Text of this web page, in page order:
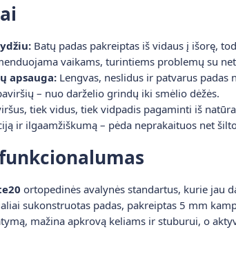
Batų padas pakreiptas iš vidaus į išorę,
vaikams, turintiems problemų su
apsauga: Lengvas, neslidus ir patvarus
– nuo darželio grindų iki smėlio dėžės.
tiek vidus, tiek vidpadis pagaminti iš
ir ilgaamžiškumą – pėda neprakaituos net
ortopedinės avalynės standartus, kurie jau
sukonstruotas padas, pakreiptas 5 mm
mažina apkrovą keliams ir stuburui, o